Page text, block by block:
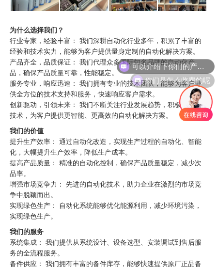
为什么选择我们？
行业专家，经验丰富： 我们深耕自动化行业多年，积累了丰富的
经验和技术实力，能够为客户提供量身定制的自动化解决方案。
产品齐全，品质保证： 我们代理众多国际知名品牌的自动化产
品，确保产品质量可靠，性能稳定。
服务专业，响应迅速： 我们拥有专业的技术团队，能够为客户提
供全方位的技术支持和服务，快速响应客户需求。
创新驱动，引领未来： 我们不断关注行业发展趋势，积极引进新
技术，为客户提供更智能、更高效的自动化解决方案。
我们的价值
提升生产效率： 通过自动化改造，实现生产过程的自动化、智能
化，大幅提升生产效率，降低生产成本。
提高产品质量： 精准的自动化控制，确保产品质量稳定，减少次
品率。
增强市场竞争力： 先进的自动化技术，助力企业在激烈的市场竞
争中脱颖而出。
实现绿色生产： 自动化系统能够优化能源利用，减少环境污染，
实现绿色生产。
我们的服务
系统集成： 我们提供从系统设计、设备选型、安装调试到售后服
务的全流程服务。
备件供应： 我们拥有丰富的备件库存，能够快速提供原厂正品备
你们是怎么收费的呢